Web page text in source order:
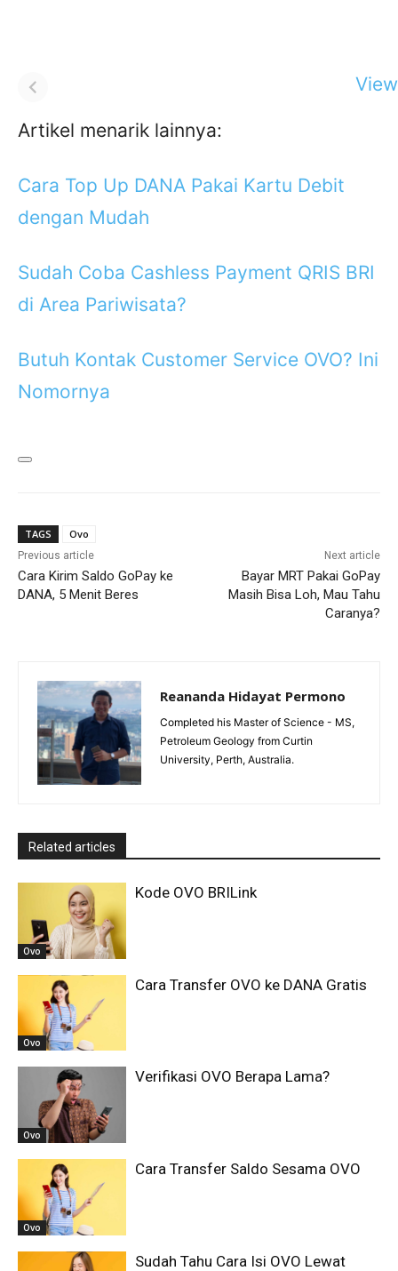
Artikel menarik lainnya:
Cara Top Up DANA Pakai Kartu Debit
dengan Mudah
Sudah Coba Cashless Payment QRIS BRI
di Area Pariwisata?
Butuh Kontak Customer Service OVO? Ini
Nomornya
TAGS Ovo
Previous article
Cara Kirim Saldo GoPay ke
DANA, 5 Menit Beres
Next article
Bayar MRT Pakai GoPay
Masih Bisa Loh, Mau Tahu
Caranya?
Reananda Hidayat Permono
Completed his Master of Science - MS,
Petroleum Geology from Curtin
University, Perth, Australia.
Related articles
Ovo
Kode OVO BRILink
Ovo
Cara Transfer OVO ke DANA Gratis
Ovo
Verifikasi OVO Berapa Lama?
Ovo
Cara Transfer Saldo Sesama OVO
Sudah Tahu Cara Isi OVO Lewat